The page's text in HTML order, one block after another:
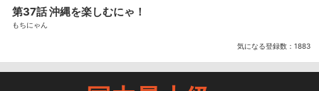
第37話 沖縄を楽しむにゃ！
もちにゃん
気になる登録数： 1883